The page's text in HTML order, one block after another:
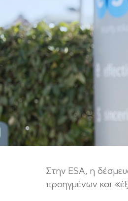
Στην ESA, η
προηγμένων και